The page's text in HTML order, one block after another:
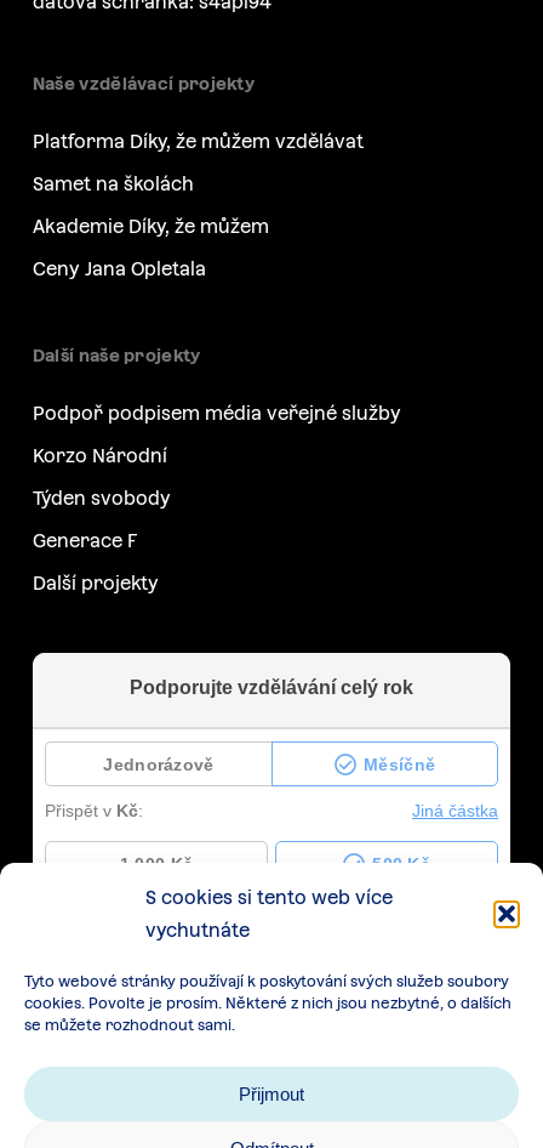
S cookies si tento web více
vychutnáte
Tyto webové stránky používají k poskytování svých služeb soubory
cookies. Povolte je prosím. Některé z nich jsou nezbytné, o dalších
se můžete rozhodnout sami.
Přijmout
Naše vzdělávací projekty
Platforma Díky, že můžem vzdělávat
Samet na školách
Akademie Díky, že můžem
Ceny Jana Opletala
Další naše projekty
Podpoř podpisem média veřejné služby
Korzo Národní
Týden svobody
Generace F
Další projekty